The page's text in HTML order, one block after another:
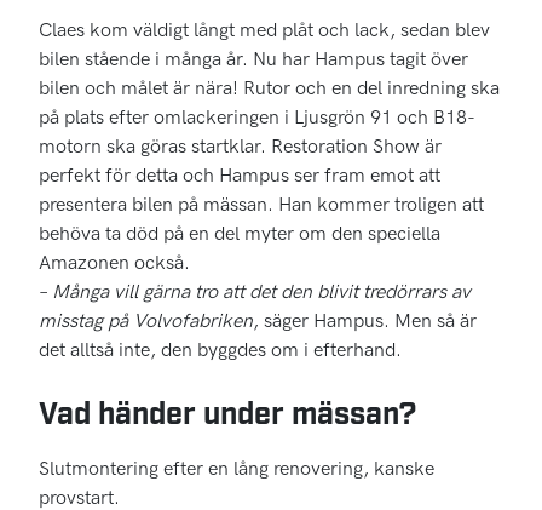
Claes kom väldigt långt med plåt och lack, sedan blev
bilen stående i många år. Nu har Hampus tagit över
bilen och målet är nära! Rutor och en del inredning ska
på plats efter omlackeringen i Ljusgrön 91 och B18-
motorn ska göras startklar. Restoration Show är
perfekt för detta och Hampus ser fram emot att
presentera bilen på mässan. Han kommer troligen att
behöva ta död på en del myter om den speciella
Amazonen också.
– Många vill gärna tro att det den blivit tredörrars av
misstag på Volvofabriken, säger Hampus. Men så är
det alltså inte, den byggdes om i efterhand.
Vad händer under mässan?
Slutmontering efter en lång renovering, kanske
provstart.